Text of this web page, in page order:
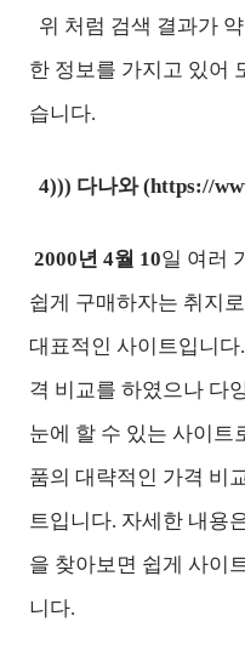
위 처럼 검색 결과가
한 정보를 가지고 있어
습니다.
4))) 다나와 (https://
2000년 4월 10일 여러
쉽게 구매하자는 취지
대표적인 사이트입니
격 비교를 하였으나 다
눈에 할 수 있는 사이트
품의 대략적인 가격 비
트입니다. 자세한 내용
을 찾아보면 쉽게 사이
니다.